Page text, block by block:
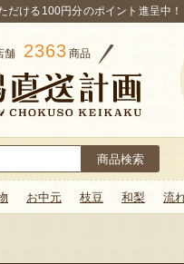
だける100円分のポイント進呈中！
舗 2363 商品
お中元 枝豆 和梨 流